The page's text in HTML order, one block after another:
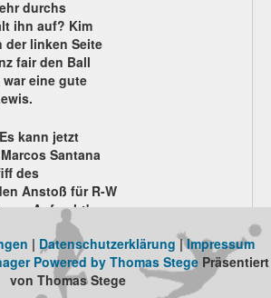
durchs
ihn auf? Kim
der linken Seite
fair den Ball
eine gute
Es kann jetzt
Santana
des
Anstoß für R-W
Auf geht's....
Gastmannschaft Ergebnis
| Datenschutzerklärung|Impressum
Powered by Thomas Stege Präsentiert
von Thomas Stege